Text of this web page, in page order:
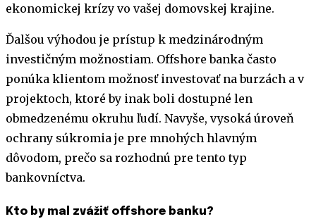
ekonomickej krízy vo vašej domovskej krajine.
Ďalšou výhodou je prístup k medzinárodným
investičným možnostiam. Offshore banka často
ponúka klientom možnosť investovať na burzách a v
projektoch, ktoré by inak boli dostupné len
obmedzenému okruhu ľudí. Navyše, vysoká úroveň
ochrany súkromia je pre mnohých hlavným
dôvodom, prečo sa rozhodnú pre tento typ
bankovníctva.
Kto by mal zvážiť offshore banku?